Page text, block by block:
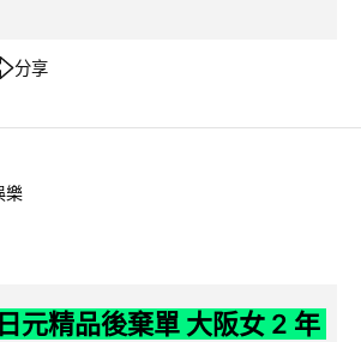
分享
樂
元精品後棄單 大阪女 2 年